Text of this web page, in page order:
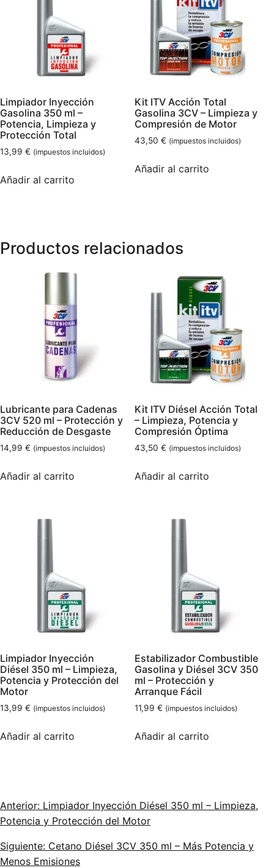
Limpiador Inyección
Gasolina 350 ml –
Potencia, Limpieza y
Protección Total
13,99 € (impuestos incluidos)
Añadir al carrito
Kit ITV Acción Total
Gasolina 3CV – Limpieza y
Compresión de Motor
43,50€ (impuestos incluidos)
Añadir al carrito
Productos relacionados
Lubricante para Cadenas
3CV 520 ml – Protección y
Reducción de Desgaste
14,99 € (impuestos incluidos)
Añadir al carrito
Kit ITV Diésel Acción Total
– Limpieza, Potencia y
Compresión Óptima
43,50€ (impuestos incluidos)
Añadir al carrito
Limpiador Inyección
Diésel 350 ml – Limpieza,
Potencia y Protección del
Motor
13,99 € (impuestos incluidos)
Añadir al carrito
Estabilizador Combustible
Gasolina y Diésel 3CV 350
ml – Protección y
Arranque Fácil
11,99€ (impuestos incluidos)
Añadir al carrito
Anterior: Limpiador Inyección Diésel 350 ml – Limpieza,
Potencia y Protección del Motor
Siguiente: Cetano Diésel 3CV 350 ml – Más Potencia y
Menos Emisiones